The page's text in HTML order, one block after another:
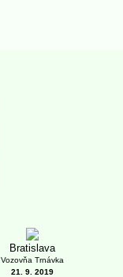
Bratislava
Vozovňa Trnávka
21. 9. 2019